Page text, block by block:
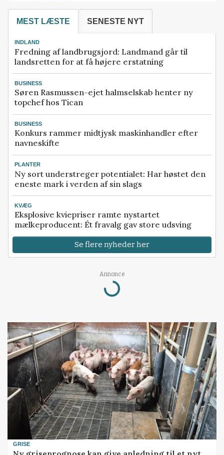
MEST LÆSTE SENESTE NYT
INDLAND
Fredning af landbrugsjord: Landmand går til
landsretten for at få højere erstatning
BUSINESS
Søren Rasmussen-ejet halmselskab henter ny
topchef hos Tican
BUSINESS
Konkurs rammer midtjysk maskinhandler efter
navneskifte
PLANTER
Ny sort understreger potentialet: Har høstet den
eneste mark i verden af sin slags
KVÆG
Eksplosive kviepriser ramte nystartet
mælkeproducent: Ét fravalg gav store udsving
Se flere nyheder her
Annonce
Loading...
GRISE